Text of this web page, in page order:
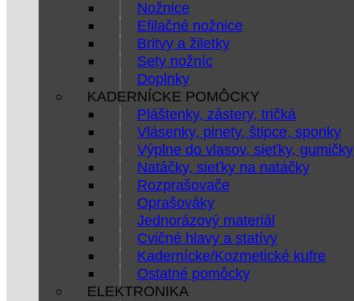
Nožnice
Efilačné nožnice
Britvy a žiletky
Sety nožníc
Doplnky
KADERNÍCKE POMÔCKY
Pláštenky, zástery, tričká
Vlásenky, pinety, štipce, sponky
Výplne do vlasov, sieťky, gumičky
Natáčky, sieťky na natáčky
Rozprašovače
Oprašováky
Jednorázový materiál
Cvičné hlavy a statívy
Kadernícke/Kozmetické kufre
Ostatné pomôcky
ELEKTRONIKA